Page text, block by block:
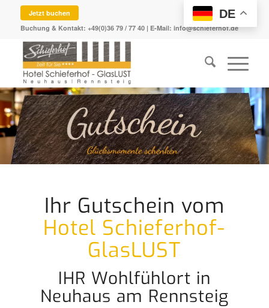
Jetzt buchen
Buchung & Kontakt: +49(0)36 79 / 77 40| E-Mail: info@schieferhof.de
Ihr Gutschein vom
Hotel Schieferhof-
GlasLUST
IHR Wohlfühlort in
Neuhaus am Rennsteig
DE